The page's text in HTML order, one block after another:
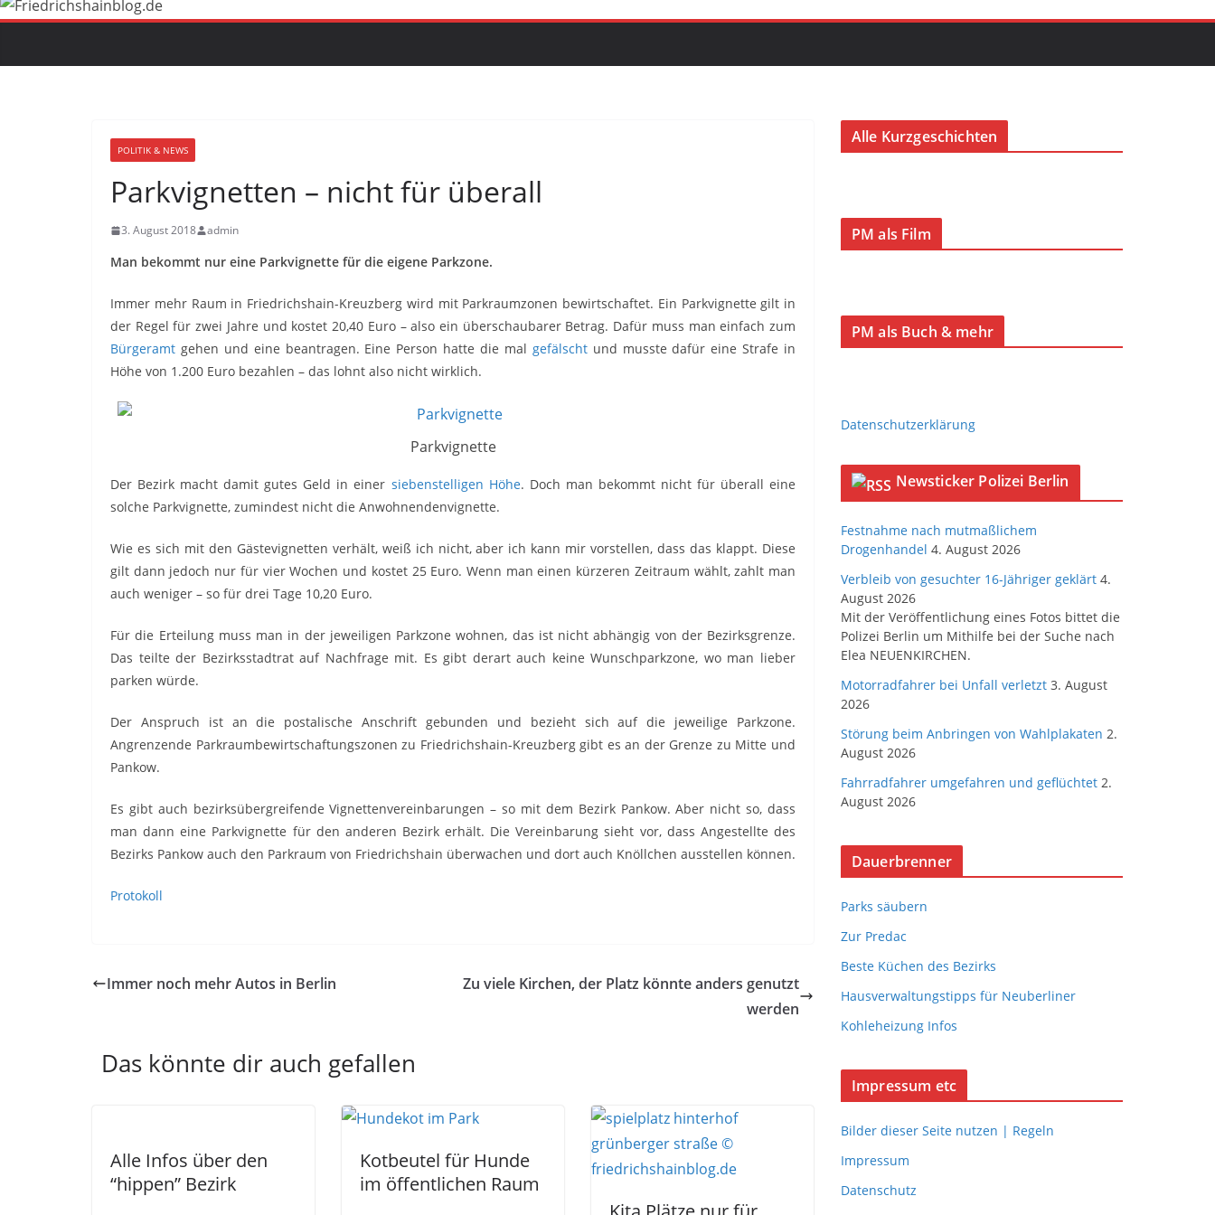
POLITIK & NEWS
Parkvignetten – nicht für überall
3. August 2018 admin
Man bekommt nur eine Parkvignette für die eigene Parkzone.
Immer mehr Raum in Friedrichshain-Kreuzberg wird mit Parkraumzonen bewirtschaftet. Ein Parkvignette gilt in
der Regel für zwei Jahre und kostet 20,40 Euro – also ein überschaubarer Betrag. Dafür muss man einfach zum
Bürgeramt gehen und eine beantragen. Eine Person hatte die mal gefälschtund musste dafür eine Strafe in
Höhe von 1.200 Euro bezahlen – das lohnt also nicht wirklich.
Parkvignette
Der Bezirk macht damit gutes Geld in einer siebenstelligen Höhe. Doch man bekommt nicht für überall eine
solche Parkvignette, zumindest nicht die Anwohnendenvignette.
Wie es sich mit den Gästevignetten verhält, weiß ich nicht, aber ich kann mir vorstellen, dass das klappt. Diese
gilt dann jedoch nur für vier Wochen und kostet 25 Euro. Wenn man einen kürzeren Zeitraum wählt, zahlt man
auch weniger – so für drei Tage 10,20 Euro.
Für die Erteilung muss man in der jeweiligen Parkzone wohnen, das ist nicht abhängig von der Bezirksgrenze.
Das teilte der Bezirksstadtrat auf Nachfrage mit. Es gibt derart auch keine Wunschparkzone, wo man lieber
parken würde.
Der Anspruch ist an die postalische Anschrift gebunden und bezieht sich auf die jeweilige Parkzone.
Angrenzende Parkraumbewirtschaftungszonen zu Friedrichshain-Kreuzberg gibt es an der Grenze zu Mitte und
Pankow.
Es gibt auch bezirksübergreifende Vignettenvereinbarungen – so mit dem Bezirk Pankow. Aber nicht so, dass
man dann eine Parkvignette für den anderen Bezirk erhält. Die Vereinbarung sieht vor, dass Angestellte des
Bezirks Pankow auch den Parkraum von Friedrichshain überwachen und dort auch Knöllchen ausstellen können.
Protokoll
Immer noch mehr Autos in Berlin
Zu viele Kirchen, der Platz könnte anders genutzt
werden
Das könnte dir auch gefallen
Alle Infos über den
“hippen” Bezirk
Kotbeutel für Hunde
im öffentlichen Raum
Alle Kurzgeschichten
PM als Film
PM als Buch & mehr
Datenschutzerklärung
Newsticker Polizei Berlin
Festnahme nach mutmaßlichem
Drogenhandel 4. August 2026
Verbleib von gesuchter 16-Jähriger geklärt 4.
August 2026
Mit der Veröffentlichung eines Fotos bittet die
Polizei Berlin um Mithilfe bei der Suche nach
Elea NEUENKIRCHEN.
Motorradfahrer bei Unfall verletzt 3. August
2026
Störung beim Anbringen von Wahlplakaten 2.
August 2026
Fahrradfahrer umgefahren und geflüchtet 2.
August 2026
Dauerbrenner
Parks säubern
Zur Predac
Beste Küchen des Bezirks
Hausverwaltungstipps für Neuberliner
Kohleheizung Infos
Impressum etc
Bilder dieser Seite nutzen | Regeln
Impressum
Datenschutz